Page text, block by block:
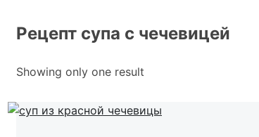
Рецепт супа с чечевицей
Showing only one result